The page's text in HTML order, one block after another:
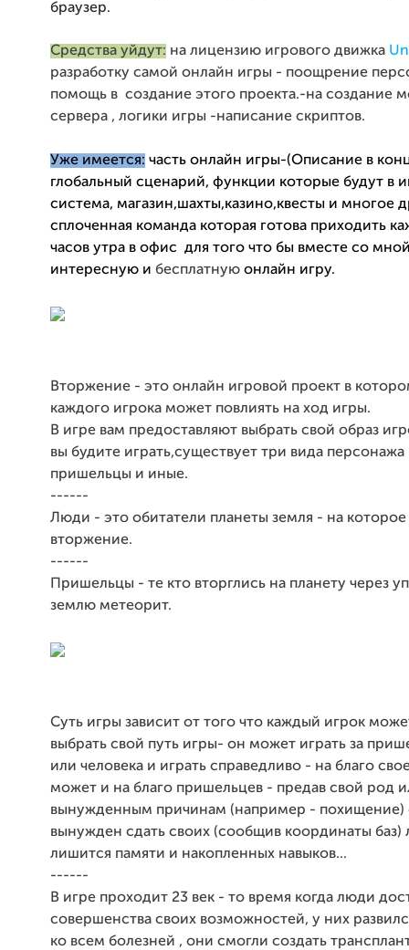
браузер.
Средства уйдут: на лицензию игрового движка
разработку самой онлайн игры - поощрение
помощь в создание этого проекта.-на создание
сервера , логики игры -написание скриптов.
Уже имеется: часть онлайн игры-(Описание в
глобальный сценарий, функции которые будут в
система, магазин,шахты,казино,квесты и многое
сплоченная команда которая готова приходить
часов утра в офис для того что бы вместе со
интересную и бесплатную онлайн игру.
Вторжение - это онлайн игровой проект в
каждого игрока может повлиять на ход игры.
В игре вам предоставляют выбрать свой образ
вы будите играть,существует три вида
пришельцы и иные.
------
Люди - это обитатели планеты земля - на
вторжение.
------
Пришельцы - те кто вторглись на планету через
землю метеорит.
Суть игры зависит от того что каждый игрок
выбрать свой путь игры- он может играть за
или человека и играть справедливо - на благо
может и на благо пришельцев - предав свой род
вынужденным причинам (например - похищение)
вынужден сдать своих (сообщив координаты баз)
лишится памяти и накопленных навыков...
------
В игре проходит 23 век - то время когда люди
совершенства своих возможностей, у них
ко всем болезней , они смогли создать